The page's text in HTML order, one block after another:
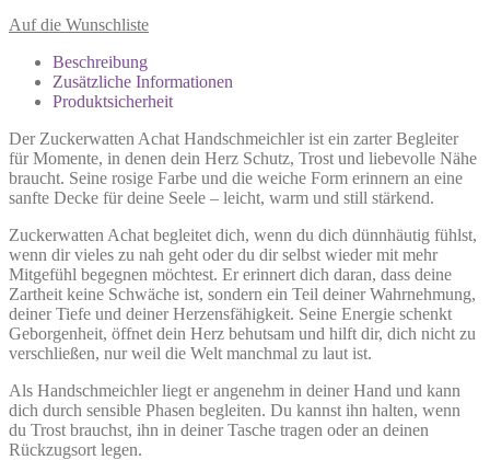
Auf die Wunschliste
Beschreibung
Zusätzliche Informationen
Produktsicherheit
Der Zuckerwatten Achat Handschmeichler ist ein zarter Begleiter
für Momente, in denen dein Herz Schutz, Trost und liebevolle Nähe
braucht. Seine rosige Farbe und die weiche Form erinnern an eine
sanfte Decke für deine Seele – leicht, warm und still stärkend.
Zuckerwatten Achat begleitet dich, wenn du dich dünnhäutig fühlst,
wenn dir vieles zu nah geht oder du dir selbst wieder mit mehr
Mitgefühl begegnen möchtest. Er erinnert dich daran, dass deine
Zartheit keine Schwäche ist, sondern ein Teil deiner Wahrnehmung,
deiner Tiefe und deiner Herzensfähigkeit. Seine Energie schenkt
Geborgenheit, öffnet dein Herz behutsam und hilft dir, dich nicht zu
verschließen, nur weil die Welt manchmal zu laut ist.
Als Handschmeichler liegt er angenehm in deiner Hand und kann
dich durch sensible Phasen begleiten. Du kannst ihn halten, wenn
du Trost brauchst, ihn in deiner Tasche tragen oder an deinen
Rückzugsort legen.